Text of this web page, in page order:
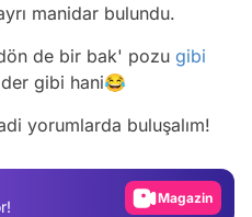
manidar bulundu.
de bir bak' pozu gibi
gibi hani😂
yorumlarda buluşalım!
Video
Gündem
Magazin
Video